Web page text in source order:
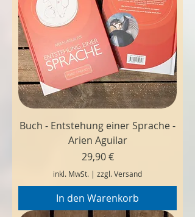
Buch - Entstehung einer Sprache -
Arien Aguilar
Preis
29,90 €
inkl. MwSt. | zzgl. Versand
In den Warenkorb